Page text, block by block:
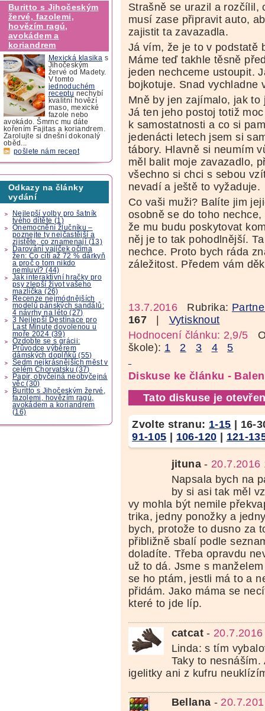
Buritto s Jihočeským
žervé, fazolemi,
hovězím ragú,
avokádem a
koriandrem
Mexická klasika s
Jihočeským
žervé od Madety.
V tomto
jednoduchém
receptu nechybí
kvalitní hovězí
maso, mexické
fazole nebo
avokádo. Šmrnc mu dáte
kořením Fajitas a koriandrem.
Zarolujte si dnešní dokonalý
oběd...
pošlete nám recept
Odkazy na články
vydání
Nejlepší volby pro šatník
tvého dítěte (1)
Onemocnění žlučníku –
poznejte ty nejčastější a
zjistěte, co znamenají (13)
Darování vajíček očima
žen: Co cítí až 72 % dárkyň
a proč o tom nikdo
nemluví? (44)
Jak interaktivní hračky pro
psy zlepší život vašeho
mazlíčka (26)
Recenze nejmódnějších
modelů pánských sandálů:
4 návrhy na léto (27)
3 Nejlepší Destinace pro
Last Minute dovolenou u
moře 2024 (39)
Ozdobte se s grácii:
Průvodce výběrem
dámských doplňků (55)
Sedm nejkrásnějších měst v
celém Chorvatsku (37)
Papír, obyčejná neobyčejná
věc (30)
Buritto s Jihočeským žervé,
fazolemi, hovězím ragú,
avokádem a koriandrem
(16)
Strašně se urazil a rozčílil,
musí zase připravit auto,
zajistit ta zavazadla.
Já vím, že je to v podstatě
Máme teď takhle těsně
jeden nechceme ustoupit.
bojkotuje. Snad vychladne
Mně by jen zajímalo, jak
Já ten jeho postoj totiž
k samostatnosti a co si
jedenácti letech jsem si
tábory. Hlavně si neumím
měl balit moje zavazadlo,
všechno si chci s sebou
nevadí a ještě to vyžaduje.
Co vaši muži? Balíte jim
osobně se do toho
že mu budu poskytovat
něj je to tak pohodlnější.
nechce. Proto bych ráda
záležitost. Předem vám
13.7.2016 Rubrika:
167| Vytisknout
Hodnocení článku: 2,9/5
škole): 1 2 3 4 5
Diskuse ke článku -
Tato diskuse je
Zvolte stranu: 1-15 | 16-
91-105 | 106-120 | 121-
jituna- 20.7.2016
Napsala bych na
by si asi tak měl
vy mohla být nemile
trika, jedny ponožky a
bych, protože to dusno za
přibližně sbalí podle
doladíte. Třeba opravdu
už to dá. Jsme s
se ho ptám, jestli má to a
přidám. Jako máma se
které to jde líp.
catcat-
Linda: s tím
Taky to nesnáším.
igelitky ani z kufru
Bellana -